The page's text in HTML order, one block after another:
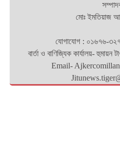
মোঃ ইমতিয়াজ
যোগাযোগ : ০১৬৭৬-
বার্তা ও বাণিজ্যিক কার্যালয়-
Email-